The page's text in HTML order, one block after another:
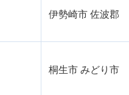
伊勢崎市 佐波郡
桐生市 みどり市